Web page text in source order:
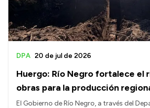
Huergo: Río Negro fortalece el
obras para la producción
DPA 20 de jul de 2026
El Gobierno de Río Negro, a través del